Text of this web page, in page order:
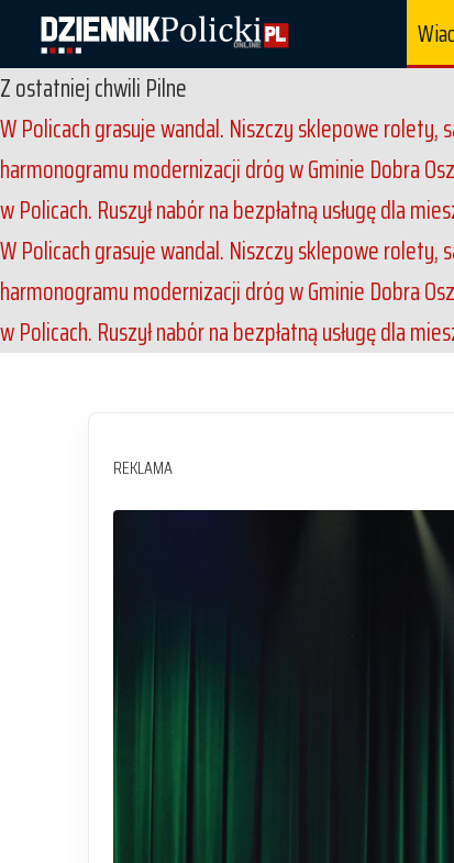
Z ostatniej chwili Pilne
W Policach grasuje wandal. Niszczy sklepowe rolety,
harmonogramu modernizacji dróg w Gminie Dobra
w Policach. Ruszył nabór na bezpłatną usługę dla
W Policach grasuje wandal. Niszczy sklepowe rolety,
harmonogramu modernizacji dróg w Gminie Dobra
w Policach. Ruszył nabór na bezpłatną usługę dla